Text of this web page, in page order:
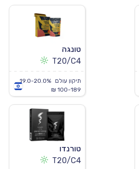
טונגה
T20/C4
תיקון עולם
19.0-20.0%
100-189 ₪
טורנדו
T20/C4